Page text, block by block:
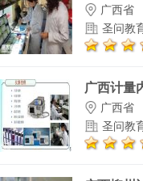
广西省
圣问教
广西计量
广西省
圣问教